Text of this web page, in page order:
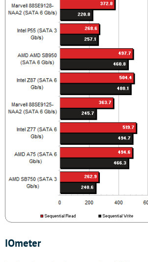
IOmeter